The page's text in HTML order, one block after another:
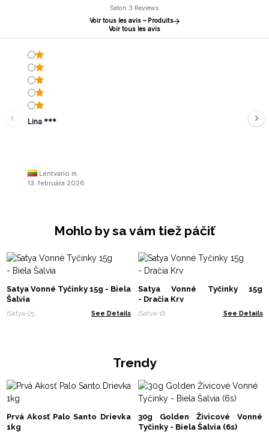
Selon 3 Reviews
Voir tous les avis – Produits
Voir tous les avis
Lina ***
Lentvario m.
13. februára 2026
Mohlo by sa vám tiež páčiť
Satya Vonné Tyčinky 15g - Biela
Šalvia
iSatya-25 See Details
Satya Vonné Tyčinky 15g
- Dračia Krv
iSatya-16 See Details
Trendy
Prvá Akosť Palo Santo Drievka
1kg
30g Golden Živicové Vonné
Tyčinky - Biela Šalvia (6s)